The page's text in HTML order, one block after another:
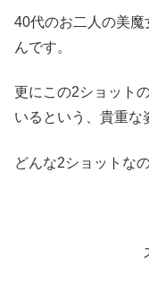
40代のお二人の美
んです。
更にこの2ショット
いるという、貴重な
どんな2ショットな